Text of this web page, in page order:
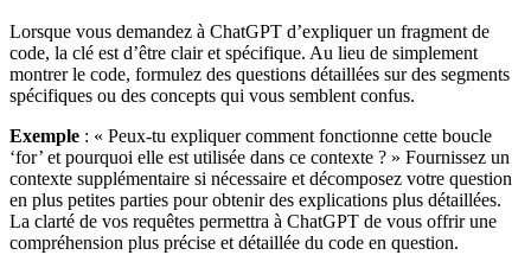
Lorsque vous demandez à ChatGPT d’expliquer un fragment de
code, la clé est d’être clair et spécifique. Au lieu de simplement
montrer le code, formulez des questions détaillées sur des segments
spécifiques ou des concepts qui vous semblent confus.
Exemple : « Peux-tu expliquer comment fonctionne cette boucle
‘for’ et pourquoi elle est utilisée dans ce contexte ? » Fournissez un
contexte supplémentaire si nécessaire et décomposez votre question
en plus petites parties pour obtenir des explications plus détaillées.
La clarté de vos requêtes permettra à ChatGPT de vous offrir une
compréhension plus précise et détaillée du code en question.